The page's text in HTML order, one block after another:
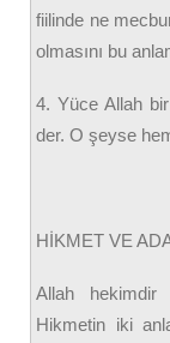
fiilinde ne
olmasını bu
4. Yüce Allah
der. O şeyse
HİKMET VE
Allah hekimdir
Hikmetin iki